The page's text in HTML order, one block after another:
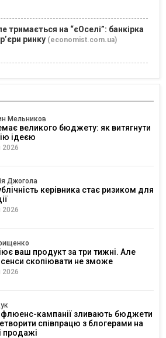
тримається на “єОселі”: банкірка
ринку (economist.com.ua)
Мельников
великого бюджету: як витягнути
ідеєю
2026
Джогола
керівника стає ризиком для
2026
ваш продукт за три тижні. Але
сенси скопіювати не зможе
2026
кампанії зливають бюджети
співпрацю з блогерами на
продажі